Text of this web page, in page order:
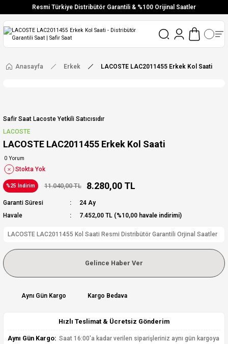
Resmi Türkiye Distribütör Garantili & %100 Orijinal Saatler
Vade Farksız 6 Taksit
Ücretsiz Kargo
Anasayfa Erkek LACOSTE LAC2011455 Erkek Kol Saati
Safir Saat Lacoste Yetkili Satıcısıdır
LACOSTE
LACOSTE LAC2011455 Erkek Kol Saati
0 Yorum
Stokta Yok
%25 İndirim 11.040,00 TL 8.280,00 TL
Garanti Süresi
24 Ay
Havale
7.452,00 TL (%10,00 havale indirimi)
LACOSTE LAC2011455 Kol Saati Resmi Distribütör Garantili Orjinal Saatler
Gelince Haber Ver
Aynı Gün Kargo Kargo Bedava
Hızlı Teslimat & Ücretsiz Gönderim
Aynı Gün Kargo: Saat 16:00'a kadar verilen siparişleriniz aynı gün kargoya